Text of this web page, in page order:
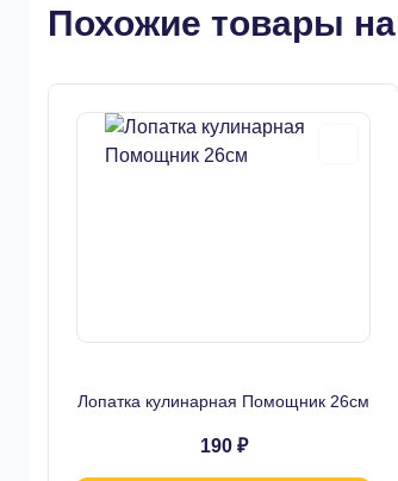
Похожие товары
Лопатка кулинарная Помощник 26см
190 ₽